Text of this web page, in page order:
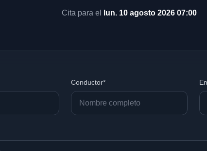
Cita para el lun. 10 agosto 2026 07:00
Conductor*